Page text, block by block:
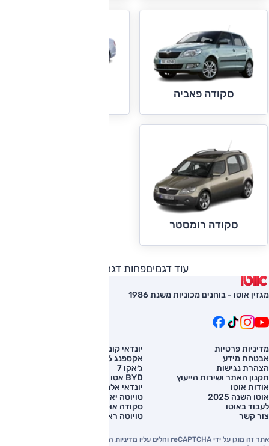
סקודה פאביה
סקודה רומסטר
עוד דגמיםפחות דגמים
מגזין אוטו - בוחנים מכוניות משנת 1986
מדיניות פרטיות
אבטחת מידע
הצהרת נגישות
תקנון האתר ושירות הייעוץ
אודות אוטו
אוטו השנה 2025
לעבוד באוטו
צור קשר
יונדאי קונה
אקספנג G6
ג׳אקו 7
BYD אטו 3
יונדאי אלנטרה
טויוטה יאריס קרוס
סקודה אוקטביה
טויוטה ראב 4
אתר זה מוגן על ידי reCAPTCHA וחלים עליו מדיניות הפרטיות והתנאים וההגבלות של